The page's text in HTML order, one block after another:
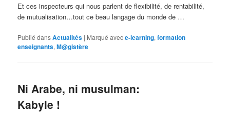
Et ces inspecteurs qui nous parlent de flexibilité, de rentabilité,
de mutualisation…tout ce beau langage du monde de …
Publié dansActualités | Marqué avece-learning,formation
enseignants,M@gistère
Ni Arabe, ni musulman:
Kabyle !